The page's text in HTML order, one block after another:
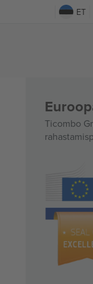
ET
Ticombo